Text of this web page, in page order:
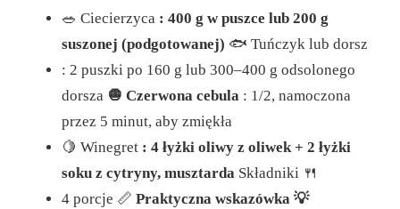
🥗 Ciecierzyca : 400 g w puszce lub 200 g
suszonej (podgotowanej) 🐟 Tuńczyk lub dorsz
: 2 puszki po 160 g lub 300–400 g odsolonego
dorsza 🧅 Czerwona cebula : 1/2, namoczona
przez 5 minut, aby zmiękła
🍋 Winegret : 4 łyżki oliwy z oliwek + 2 łyżki
soku z cytryny, musztarda Składniki 🍴
4 porcje 📏 Praktyczna wskazówka 💡